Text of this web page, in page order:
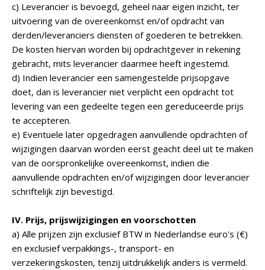
c) Leverancier is bevoegd, geheel naar eigen inzicht, ter
uitvoering van de overeenkomst en/of opdracht van
derden/leveranciers diensten of goederen te betrekken.
De kosten hiervan worden bij opdrachtgever in rekening
gebracht, mits leverancier daarmee heeft ingestemd.
d) Indien leverancier een samengestelde prijsopgave
doet, dan is leverancier niet verplicht een opdracht tot
levering van een gedeelte tegen een gereduceerde prijs
te accepteren.
e) Eventuele later opgedragen aanvullende opdrachten of
wijzigingen daarvan worden eerst geacht deel uit te maken
van de oorspronkelijke overeenkomst, indien die
aanvullende opdrachten en/of wijzigingen door leverancier
schriftelijk zijn bevestigd.
IV. Prijs, prijswijzigingen en voorschotten
a) Alle prijzen zijn exclusief BTW in Nederlandse euro's (€)
en exclusief verpakkings-, transport- en
verzekeringskosten, tenzij uitdrukkelijk anders is vermeld.